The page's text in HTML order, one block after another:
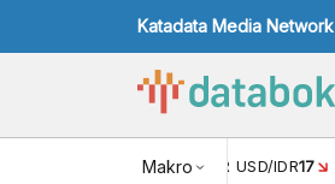
Katadata Media Network
Makro
NILAI TUKAR USD/IDR17